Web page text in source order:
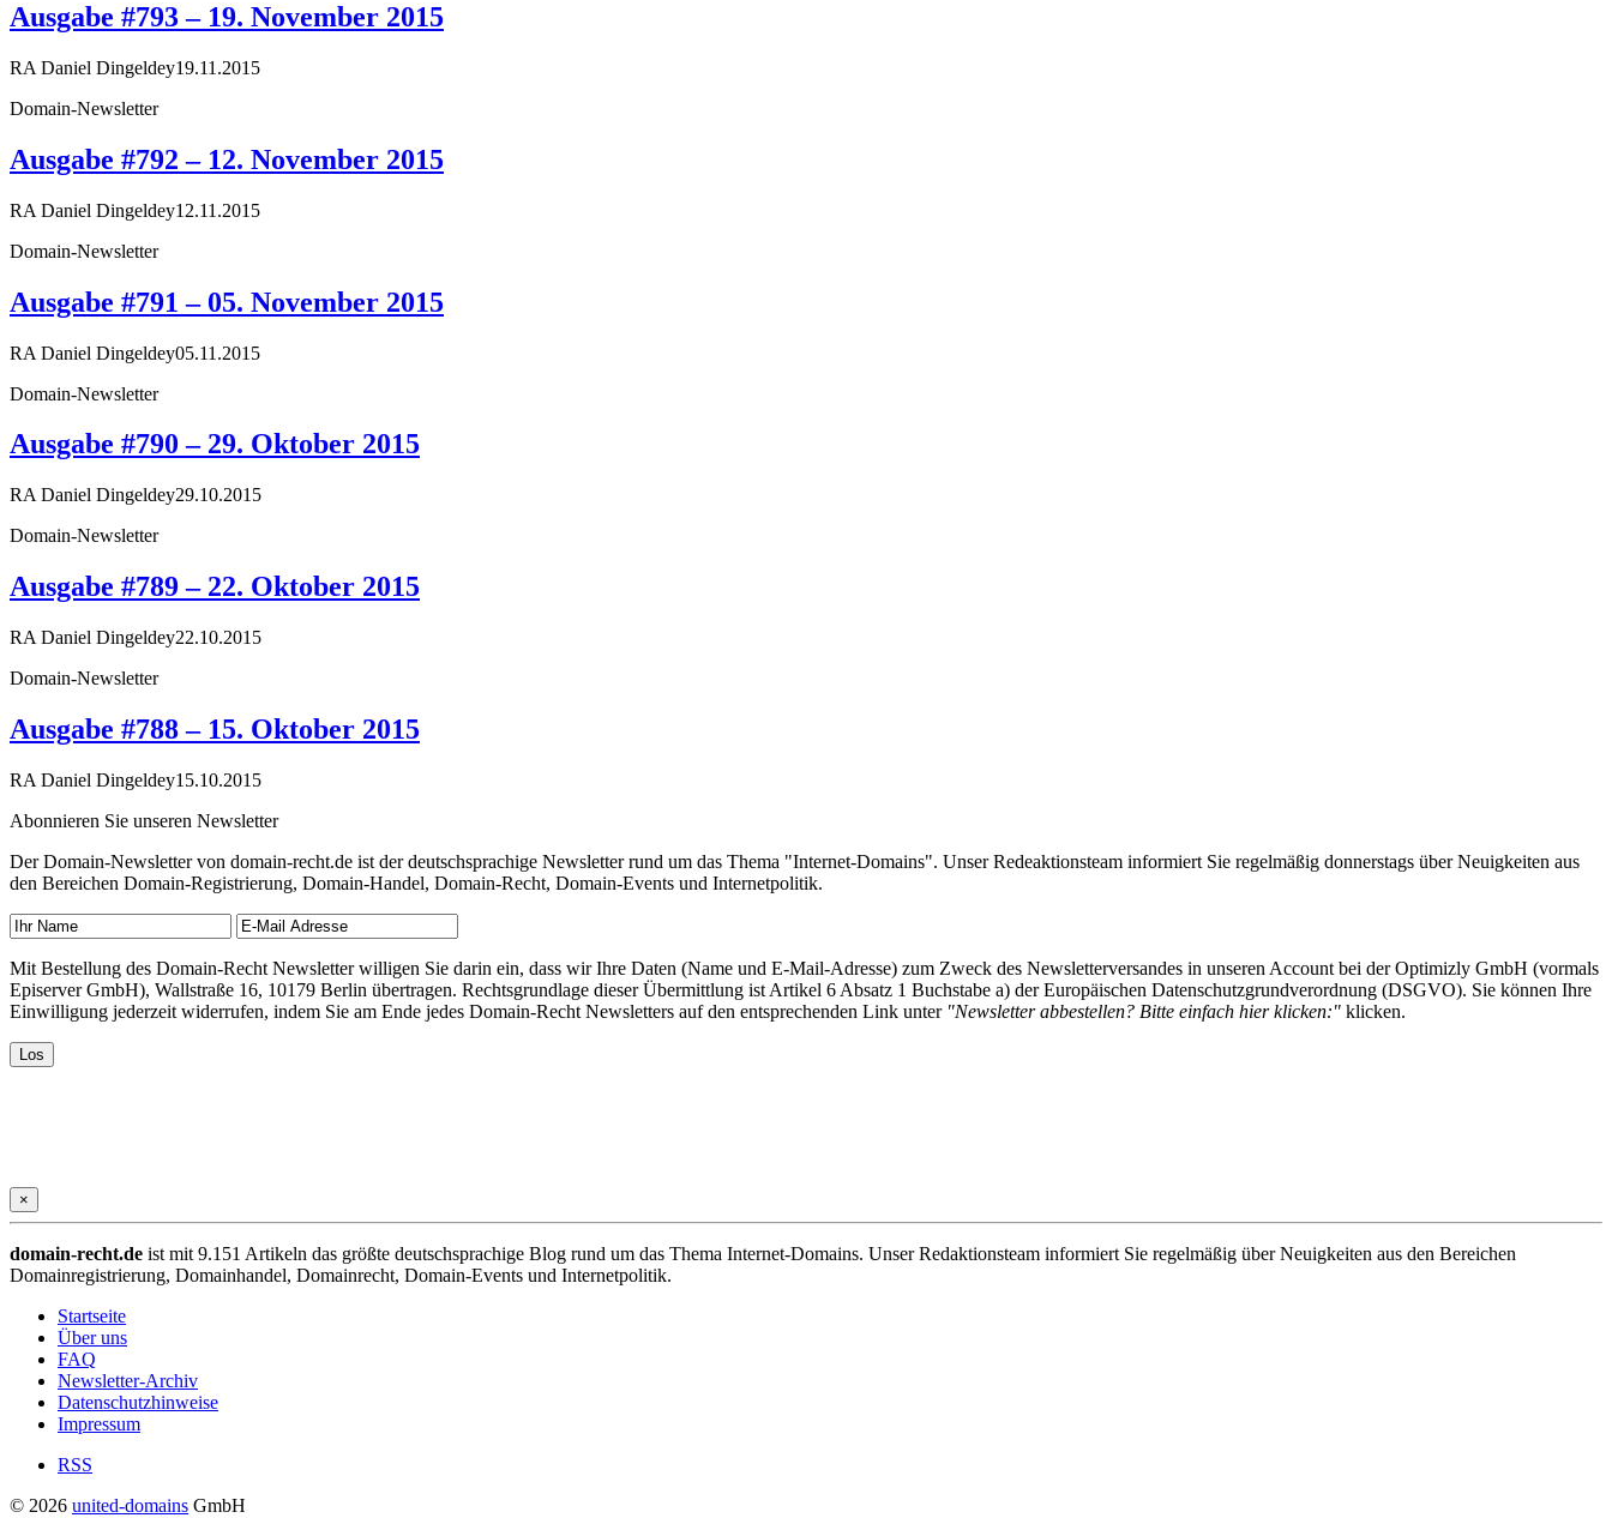
Ausgabe #793 – 19. November 2015
RA Daniel Dingeldey19.11.2015
Domain-Newsletter
Ausgabe #792 – 12. November 2015
RA Daniel Dingeldey12.11.2015
Domain-Newsletter
Ausgabe #791 – 05. November 2015
RA Daniel Dingeldey05.11.2015
Domain-Newsletter
Ausgabe #790 – 29. Oktober 2015
RA Daniel Dingeldey29.10.2015
Domain-Newsletter
Ausgabe #789 – 22. Oktober 2015
RA Daniel Dingeldey22.10.2015
Domain-Newsletter
Ausgabe #788 – 15. Oktober 2015
RA Daniel Dingeldey15.10.2015
Abonnieren Sie unseren Newsletter
Der Domain-Newsletter von domain-recht.de ist der deutschsprachige Newsletter rund um das Thema "Internet-Domains". Unser Redeaktionsteam informiert Sie regelmäßig donnerstags über Neuigkeiten aus
den Bereichen Domain-Registrierung, Domain-Handel, Domain-Recht, Domain-Events und Internetpolitik.
Mit Bestellung des Domain-Recht Newsletter willigen Sie darin ein, dass wir Ihre Daten (Name und E-Mail-Adresse) zum Zweck des Newsletterversandes in unseren Account bei der Optimizly GmbH (vormals
Episerver GmbH), Wallstraße 16, 10179 Berlin übertragen. Rechtsgrundlage dieser Übermittlung ist Artikel 6 Absatz 1 Buchstabe a) der Europäischen Datenschutzgrundverordnung (DSGVO). Sie können Ihre
Einwilligung jederzeit widerrufen, indem Sie am Ende jedes Domain-Recht Newsletters auf den entsprechenden Link unter "Newsletter abbestellen? Bitte einfach hier klicken:" klicken.
×
domain-recht.de ist mit 9.151 Artikeln das größte deutschsprachige Blog rund um das Thema Internet-Domains. Unser Redaktionsteam informiert Sie regelmäßig über Neuigkeiten aus den Bereichen
Domainregistrierung, Domainhandel, Domainrecht, Domain-Events und Internetpolitik.
Startseite
Über uns
FAQ
Newsletter-Archiv
Datenschutzhinweise
Impressum
RSS
© 2026 united-domains GmbH